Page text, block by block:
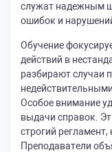
служат надежным
ошибок и
Обучение
действий в
разбирают случаи
Особое внимание
выдачи справок.
строгий
Преподаватели